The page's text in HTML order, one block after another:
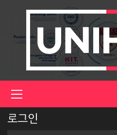
Menu
로그인